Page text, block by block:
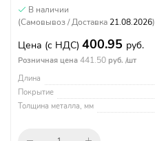
В наличии
(Самовывоз / Доставка 21.08.2026)
Цена (с НДС) 400.95 руб.
Розничная цена 441.50 руб. /шт
Длина
Покрытие
Толщина металла, мм